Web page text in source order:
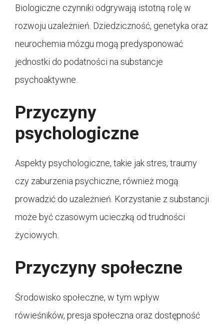
Biologiczne czynniki odgrywają istotną rolę w
rozwoju uzależnień. Dziedziczność, genetyka oraz
neurochemia mózgu mogą predysponować
jednostki do podatności na substancje
psychoaktywne.
Przyczyny
psychologiczne
Aspekty psychologiczne, takie jak stres, traumy
czy zaburzenia psychiczne, również mogą
prowadzić do uzależnień. Korzystanie z substancji
może być czasowym ucieczką od trudności
życiowych.
Przyczyny społeczne
Środowisko społeczne, w tym wpływ
rówieśników, presja społeczna oraz dostępność